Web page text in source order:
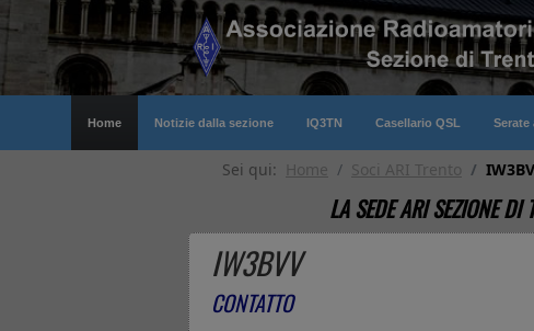
Home Notizie dalla sezione IQ3TN Casellario QSL Serate
Sei qui: Home Soci ARI Trento
LA SEDE ARI SEZIONE DI
IW3BVV
CONTATTO